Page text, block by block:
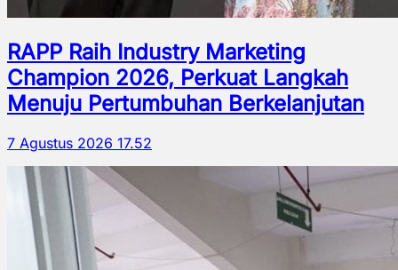
RAPP Raih Industry Marketing
Champion 2026, Perkuat Langkah
Menuju Pertumbuhan Berkelanjutan
7 Agustus 2026 17.52